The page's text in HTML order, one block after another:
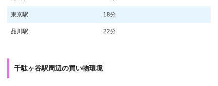
東京駅 18分
品川駅 22分
千駄ヶ谷駅周辺の買い物環境